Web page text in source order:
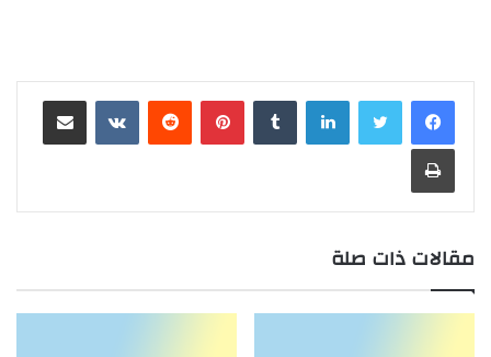
لينكدإن بينتيريست مشاركة عبر البريد
طباعة
مقالات ذات صلة